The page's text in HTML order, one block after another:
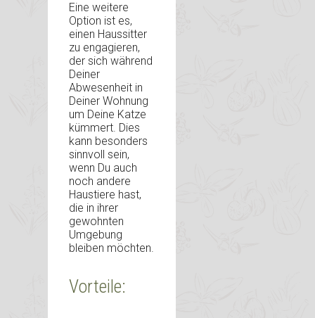
Eine weitere
Option ist es,
einen Haussitter
zu engagieren,
der sich während
Deiner
Abwesenheit in
Deiner Wohnung
um Deine Katze
kümmert. Dies
kann besonders
sinnvoll sein,
wenn Du auch
noch andere
Haustiere hast,
die in ihrer
gewohnten
Umgebung
bleiben möchten.
Vorteile: